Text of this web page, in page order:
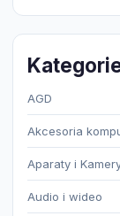
AGD
Akcesoria
Aparaty i
Audio i wideo